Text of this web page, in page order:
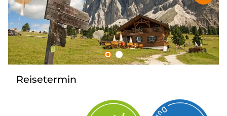
Rombs Touristik
Kontakt & Info
Reisetermin